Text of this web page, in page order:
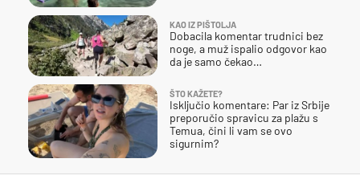
KAO IZ PIŠTOLJA
Dobacila komentar trudnici bez
noge, a muž ispalio odgovor kao
da je samo čekao…
ŠTO KAŽETE?
Isključio komentare: Par iz Srbije
preporučio spravicu za plažu s
Temua, čini li vam se ovo
sigurnim?